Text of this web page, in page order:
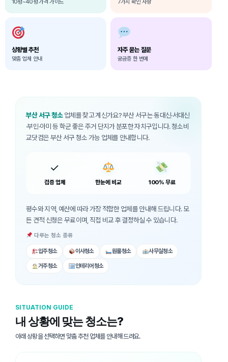
10평~40평 가격 가이드 7가지 확인 사항
상황별 추천
맞춤 업체 안내
자주 묻는 질문
궁금증 한 번에
부산 서구 청소업체를 찾고 계신가요? 부산 서구는 동대신·서대신
·부민·아미 등 학군 좋은 주거 단지가 분포한 자치구입니다. 청소비
교닷컴은 부산 서구 청소 가능 업체를 안내합니다.
✓
검증 업체 한눈에 비교 100% 무료
평수와 지역, 예산에 따라 가장 적합한 업체를 안내해 드립니다. 모
든 견적 신청은 무료이며, 직접 비교 후 결정하실 수 있습니다.
다루는 청소 종류
입주청소 이사청소 원룸청소 사무실청소
거주청소 인테리어청소
SITUATION GUIDE
내 상황에 맞는 청소는?
아래 상황을 선택하면 맞춤 추천 업체를 안내해 드려요.